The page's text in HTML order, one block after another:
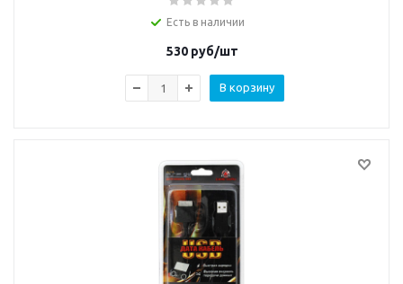
Есть в наличии
530руб/шт
В корзину